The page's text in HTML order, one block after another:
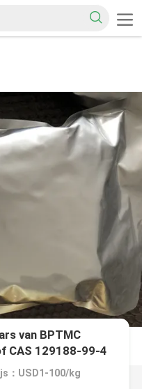
van BPTMC
CAS 129188-99-4
：USD1-100/kg